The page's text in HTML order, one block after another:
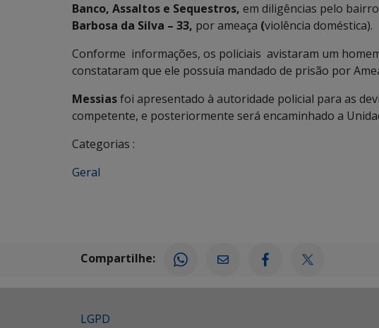
Banco, Assaltos e Sequestros, em diligências pelo
Barbosa da Silva – 33, por ameaça (violência doméstica).
Conforme informações, os policiais avistaram um
constataram que ele possuía mandado de prisão por
Messiasfoi apresentado à autoridade policial para as
competente, e posteriormente será encaminhado a
Categorias :
Geral
Compartilhe:
LGPD